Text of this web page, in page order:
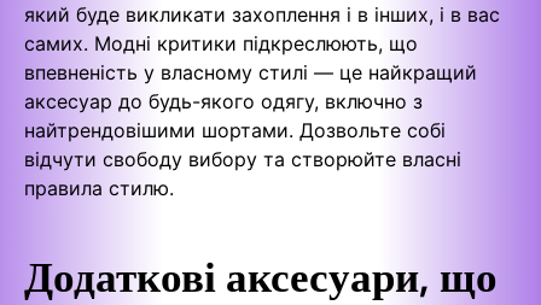
який буде викликати захоплення і в інших, і в вас
самих. Модні критики підкреслюють, що
впевненість у власному стилі — це найкращий
аксесуар до будь-якого одягу, включно з
найтрендовішими шортами. Дозвольте собі
відчути свободу вибору та створюйте власні
правила стилю.
Додаткові аксесуари, що